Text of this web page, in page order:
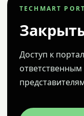
TECHMART
Доступ к